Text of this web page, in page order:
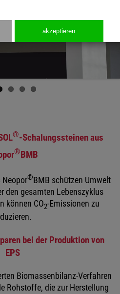
®-Schalungssteinen aus
®BMB
Neopor®BMB schützen Umwelt
den gesamten Lebenszyklus
können CO2-Emissionen zu
bei der Produktion von
EPS
Biomassenbilanz-Verfahren
Rohstoffe, die zur Herstellung
akzeptieren